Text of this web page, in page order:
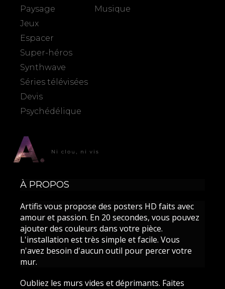
À PROPOS
Artifis vous propose des posters HD faits avec
amour et passion. En 20 secondes, vous pouvez
ajouter des couleurs dans votre pièce.
L'installation est très simple et facile. Vous
n'avez besoin d'aucun outil pour percer votre
mur.
Oubliez les murs vides et déprimants. Faites
Paysage
Jeux
Musique
Espacer
Super-héros
Synthwave
Séries télévisées
Devis
Psychédélique